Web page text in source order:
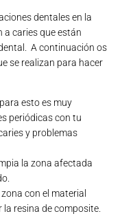
dentales en la
a caries que están
A continuación os
se realizan para hacer
esto es muy
periódicas con tu
y problemas
la zona afectada
con el material
la resina de composite.